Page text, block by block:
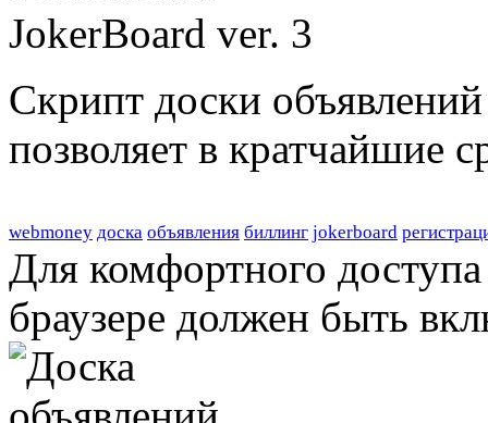
Скрипт доски
позволяет в кратчайшие
webmoney доска объявления биллинг jokerboard
Для комфортного
браузере должен быть